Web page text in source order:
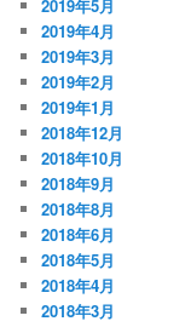
2019年5月
2019年4月
2019年3月
2019年2月
2019年1月
2018年12月
2018年10月
2018年9月
2018年8月
2018年6月
2018年5月
2018年4月
2018年3月